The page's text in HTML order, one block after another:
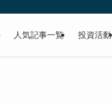
人気記事一覧 投資活動